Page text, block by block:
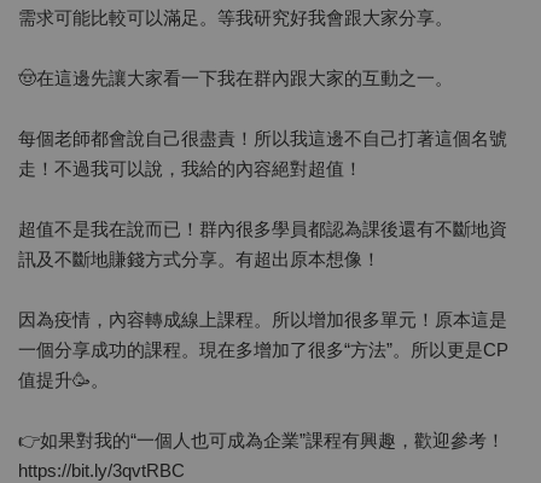
需求可能比較可以滿足。等我研究好我會跟大家分享。
🤠在這邊先讓大家看一下我在群內跟大家的互動之一。
每個老師都會說自己很盡責！所以我這邊不自己打著這個名號
走！不過我可以說，我給的內容絕對超值！
超值不是我在說而已！群內很多學員都認為課後還有不斷地資
訊及不斷地賺錢方式分享。有超出原本想像！
因為疫情，內容轉成線上課程。所以增加很多單元！原本這是
一個分享成功的課程。現在多增加了很多“方法”。所以更是CP
值提升🥳。
👉如果對我的“一個人也可成為企業”課程有興趣，歡迎參考！
https://bit.ly/3qvtRBC